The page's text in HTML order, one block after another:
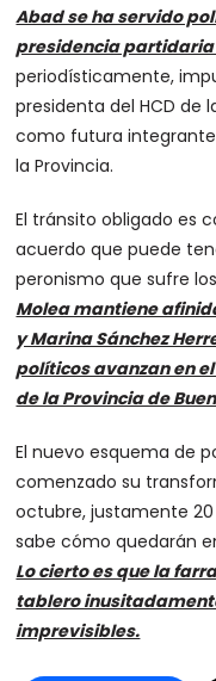
Abad se ha servido
presidencia partidaria
periodísticamente,
presidenta del HCD de
como futura
la Provincia.
El tránsito obligado es
acuerdo que puede
peronismo que sufre
Molea mantiene
y Marina Sánchez
políticos avanzan en
de la Provincia de
El nuevo esquema de
comenzado su
octubre, justamente
sabe cómo quedarán
Lo cierto es que la
tablero
imprevisibles.